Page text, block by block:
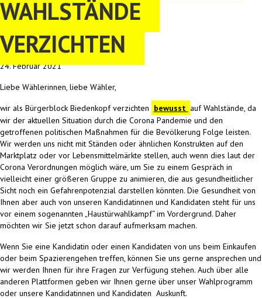
WAHLSTÄNDE
VERZICHTEN
24. Februar 2021
Liebe Wählerinnen, liebe Wähler,
wir als Bürgerblock Biedenkopf verzichten bewusst auf Wahlstände, da
wir der aktuellen Situation durch die Corona Pandemie und den
getroffenen politischen Maßnahmen für die Bevölkerung Folge leisten.
Wir werden uns nicht mit Ständen oder ähnlichen Konstrukten auf den
Marktplatz oder vor Lebensmittelmärkte stellen, auch wenn dies laut der
Corona Verordnungen möglich wäre, um Sie zu einem Gespräch in
vielleicht einer größeren Gruppe zu animieren, die aus gesundheitlicher
Sicht noch ein Gefahrenpotenzial darstellen könnten. Die Gesundheit von
Ihnen aber auch von unseren Kandidatinnen und Kandidaten steht für uns
vor einem sogenannten „Haustürwahlkampf“ im Vordergrund. Daher
möchten wir Sie jetzt schon darauf aufmerksam machen.
Wenn Sie eine Kandidatin oder einen Kandidaten von uns beim Einkaufen
oder beim Spazierengehen treffen, können Sie uns gerne ansprechen und
wir werden Ihnen für ihre Fragen zur Verfügung stehen. Auch über alle
anderen Plattformen geben wir Ihnen gerne über unser Wahlprogramm
oder unsere Kandidatinnen und Kandidaten Auskunft.